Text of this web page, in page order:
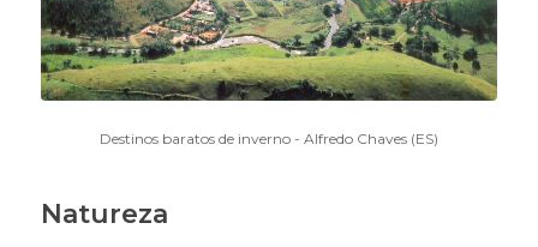
Destinos baratos de inverno - Alfredo Chaves (ES)
Natureza